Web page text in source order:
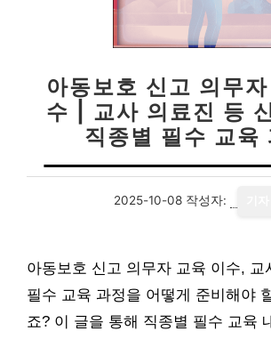
아동보호 신고 의무자
수 | 교사 의료진 등
직종별 필수 교육
2025-10-08 작성자:
아동보호 신고 의무자 교육 이수, 교
필수 교육 과정을 어떻게 준비해야
죠? 이 글을 통해 직종별 필수 교육